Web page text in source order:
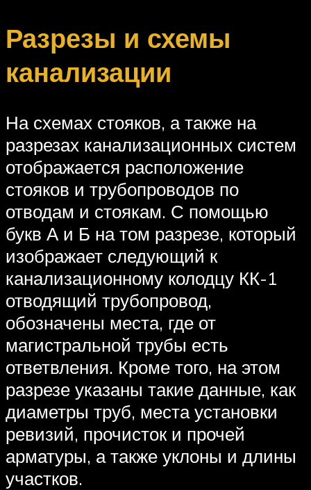
Разрезы и схемы
канализации
На схемах стояков, а также на
разрезах канализационных систем
отображается расположение
стояков и трубопроводов по
отводам и стоякам. С помощью
букв А и Б на том разрезе, который
изображает следующий к
канализационному колодцу КК-1
отводящий трубопровод,
обозначены места, где от
магистральной трубы есть
ответвления. Кроме того, на этом
разрезе указаны такие данные, как
диаметры труб, места установки
ревизий, прочисток и прочей
арматуры, а также уклоны и длины
участков.